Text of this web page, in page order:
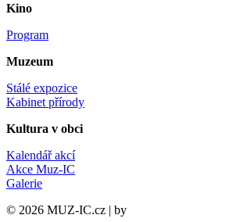
Kino
Program
Muzeum
Stálé expozice
Kabinet přírody
Kultura v obci
Kalendář akcí
Akce Muz-IC
Galerie
© 2026 MUZ-IC.cz | by